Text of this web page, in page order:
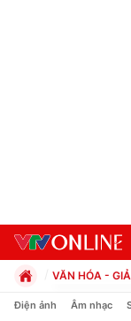
VĂN HÓA -
Chính trị
Điện ảnh Âm nhạc